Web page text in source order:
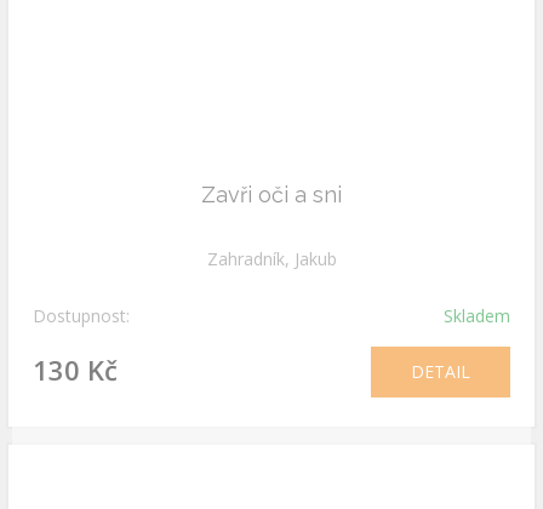
Zavři oči a sni
Zahradník, Jakub
Dostupnost: Skladem
130 Kč DETAIL